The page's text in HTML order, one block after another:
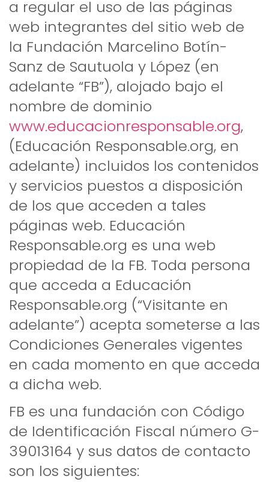
a regular el uso de las páginas
web integrantes del sitio web de
la Fundación Marcelino Botín-
Sanz de Sautuola y López (en
adelante “FB”), alojado bajo el
nombre de dominio
www.educacionresponsable.org,
(Educación Responsable.org, en
adelante) incluidos los contenidos
y servicios puestos a disposición
de los que acceden a tales
páginas web. Educación
Responsable.org es una web
propiedad de la FB. Toda persona
que acceda a Educación
Responsable.org (“Visitante en
adelante”) acepta someterse a las
Condiciones Generales vigentes
en cada momento en que acceda
a dicha web.
FB es una fundación con Código
de Identificación Fiscal número G-
39013164 y sus datos de contacto
son los siguientes: